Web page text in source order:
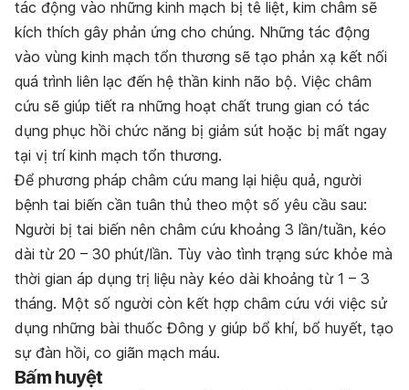
tác động vào những kinh mạch bị tê liệt, kim châm sẽ
kích thích gây phản ứng cho chúng. Những tác động
vào vùng kinh mạch tổn thương sẽ tạo phản xạ kết nối
quá trình liên lạc đến hệ thần kinh não bộ. Việc châm
cứu sẽ giúp tiết ra những hoạt chất trung gian có tác
dụng phục hồi chức năng bị giảm sút hoặc bị mất ngay
tại vị trí kinh mạch tổn thương.
Để phương pháp châm cứu mang lại hiệu quả, người
bệnh tai biến cần tuân thủ theo một số yêu cầu sau:
Người bị tai biến nên châm cứu khoảng 3 lần/tuần, kéo
dài từ 20 – 30 phút/lần. Tùy vào tình trạng sức khỏe mà
thời gian áp dụng trị liệu này kéo dài khoảng từ 1 – 3
tháng. Một số người còn kết hợp châm cứu với việc sử
dụng những bài thuốc Đông y giúp bổ khí, bổ huyết, tạo
sự đàn hồi, co giãn mạch máu.
Bấm huyệt